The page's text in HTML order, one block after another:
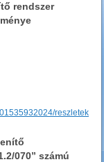
rendszer
reszletek
070” számú